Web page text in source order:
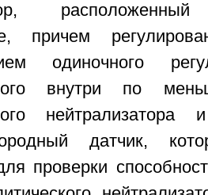
причем
одиночного
внутри по
нейтрализатора
датчик,
проверки